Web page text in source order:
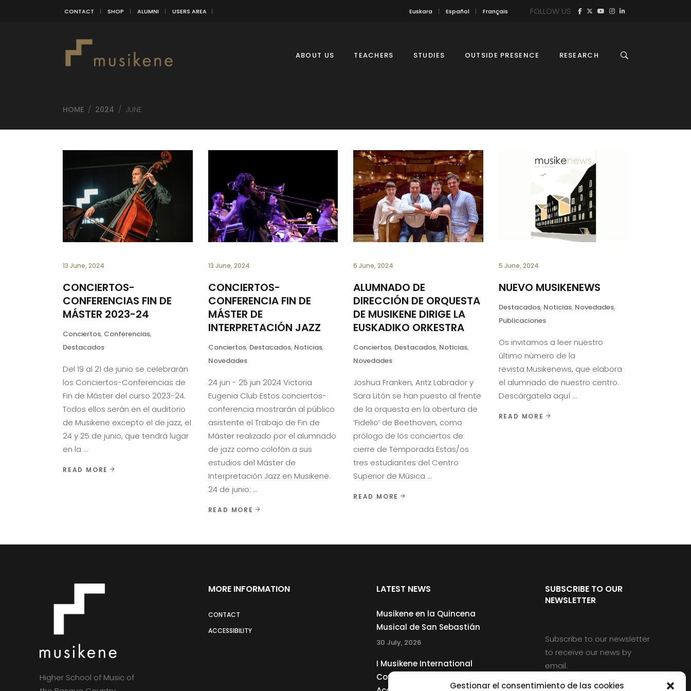
Gestionar el consentimiento de las cookies
CONTACT SHOP ALUMNI USERS AREA Euskara Español Français FOLLOW US
ABOUT US TEACHERS STUDIES OUTSIDE PRESENCE RESEARCH
HOME / 2024 / JUNE
13 June, 2024
CONCIERTOS-
CONFERENCIAS FIN DE
MÁSTER 2023-24
Conciertos, Conferencias,
Destacados
Del 19 al 21 de junio se celebrarán
los Conciertos-Conferencias de
Fin de Máster del curso 2023-24.
Todos ellos serán en el auditorio
de Musikene excepto el de jazz, el
24 y 25 de junio, que tendrá lugar
en la
READ MORE
13 June, 2024
CONCIERTOS-
CONFERENCIA FIN DE
MÁSTER DE
INTERPRETACIÓN JAZZ
Conciertos, Destacados, Noticias,
Novedades
24 jun - 25 jun 2024 Victoria
Eugenia Club Estos conciertos-
conferencia mostrarán al público
asistente el Trabajo de Fin de
Máster realizado por el alumnado
de jazz como colofón a sus
estudios del Máster de
Interpretación Jazz en Musikene.
24 de junio:
READ MORE
6 June, 2024
ALUMNADO DE
DIRECCIÓN DE ORQUESTA
DE MUSIKENE DIRIGE LA
EUSKADIKO ORKESTRA
Conciertos, Destacados, Noticias,
Novedades
Joshua Franken, Aritz Labrador y
Sara Litón se han puesto al frente
de la orquesta en la obertura de
‘Fidelio’ de Beethoven, como
prólogo de los conciertos de
cierre de Temporada Estas/os
tres estudiantes del Centro
Superior de Música
READ MORE
5 June, 2024
NUEVO MUSIKENEWS
Destacados, Noticias, Novedades,
Publicaciones
Os invitamos a leer nuestro
último número de la
revista Musikenews, que elabora
el alumnado de nuestro centro.
Descárgatela aquí
READ MORE
Higher School of Music of
MORE INFORMATION
CONTACT
ACCESSIBILITY
LATEST NEWS
Musikene en la Quincena
Musical de San Sebastián
30 July, 2026
I Musikene International
Competition for Young
SUBSCRIBE TO OUR
NEWSLETTER
Subscribe to our newsletter
to receive our news by
email.